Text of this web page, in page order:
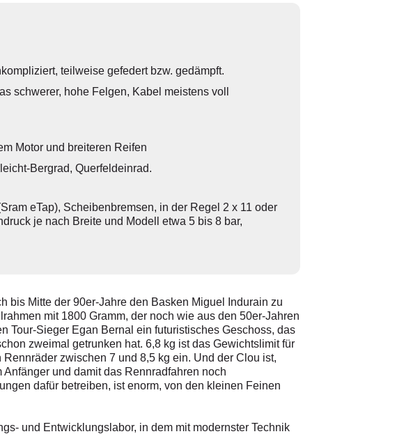
teilweise gefedert bzw. gedämpft.
schwerer, hohe Felgen, Kabel meistens voll
Motor und breiteren Reifen
Bergrad, Querfeldeinrad.
eTap), Scheibenbremsen, in der Regel 2 x 11 oder
je nach Breite und Modell etwa 5 bis 8 bar,
bis Mitte der 90er-Jahre den Basken Miguel Indurain zu
mit 1800 Gramm, der noch wie aus den 50er-Jahren
Tour-Sieger Egan Bernal ein futuristisches Geschoss, das
zweimal getrunken hat. 6,8 kg ist das Gewichtslimit für
zwischen 7 und 8,5 kg ein. Und der Clou ist,
und damit das Rennradfahren noch
dafür betreiben, ist enorm, von den kleinen Feinen
und Entwicklungslabor, in dem mit modernster Technik